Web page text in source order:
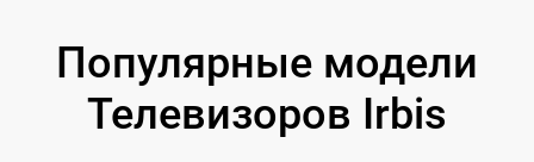
Популярные модели
Телевизоров Irbis